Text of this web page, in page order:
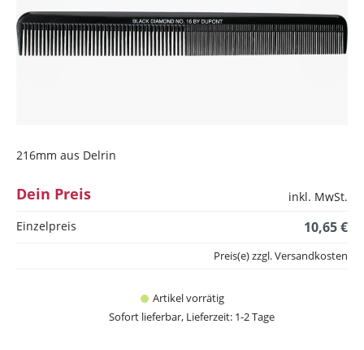
216mm aus Delrin
Dein Preis
inkl. MwSt.
Einzelpreis
10,65 €
Artikel vorrätig
Sofort lieferbar, Lieferzeit: 1-2 Tage
Preis(e) zzgl. Versandkosten